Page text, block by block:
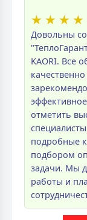
★ ★ ★ ★
Довольны
KAORI. Все
отметить
подробные
подбором
задачи. Мы
работы и